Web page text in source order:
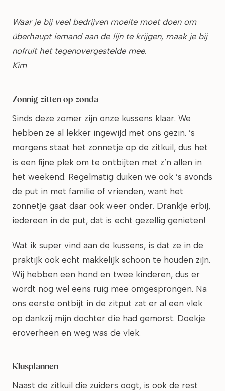
Waar je bij veel bedrijven moeite moet doen om
überhaupt iemand aan de lijn te krijgen, maak je bij
nofruit het tegenovergestelde mee.
Kim
Zonnig zitten op zonda
Sinds deze zomer zijn onze kussens klaar. We
hebben ze al lekker ingewijd met ons gezin. ’s
morgens staat het zonnetje op de zitkuil, dus het
is een fijne plek om te ontbijten met z’n allen in
het weekend. Regelmatig duiken we ook ’s avonds
de put in met familie of vrienden, want het
zonnetje gaat daar ook weer onder. Drankje erbij,
iedereen in de put, dat is echt gezellig genieten!
Wat ik super vind aan de kussens, is dat ze in de
praktijk ook echt makkelijk schoon te houden zijn.
Wij hebben een hond en twee kinderen, dus er
wordt nog wel eens ruig mee omgesprongen. Na
ons eerste ontbijt in de zitput zat er al een vlek
op dankzij mijn dochter die had gemorst. Doekje
eroverheen en weg was de vlek.
Klusplannen
Naast de zitkuil die zuiders oogt, is ook de rest